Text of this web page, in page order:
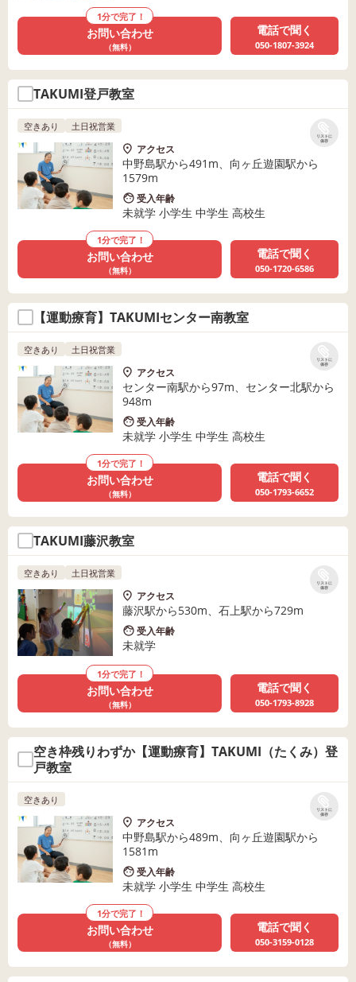
1分で完了！
お問い合わせ
（無料）
電話で聞く
050-1807-3924
TAKUMI登戸教室
リストに
保存
空きあり 土日祝営業
アクセス
中野島駅から491m、向ヶ丘遊園駅から
1579m
受入年齢
未就学 小学生 中学生 高校生
1分で完了！
お問い合わせ
（無料）
電話で聞く
050-1720-6586
【運動療育】TAKUMIセンター南教室
リストに
保存
空きあり 土日祝営業
アクセス
センター南駅から97m、センター北駅から
948m
受入年齢
未就学 小学生 中学生 高校生
1分で完了！
お問い合わせ
（無料）
電話で聞く
050-1793-6652
TAKUMI藤沢教室
リストに
保存
空きあり 土日祝営業
アクセス
藤沢駅から530m、石上駅から729m
受入年齢
未就学
1分で完了！
お問い合わせ
（無料）
電話で聞く
050-1793-8928
空き枠残りわずか【運動療育】TAKUMI（たくみ）登
戸教室
リストに
保存
空きあり
アクセス
中野島駅から489m、向ヶ丘遊園駅から
1581m
受入年齢
未就学 小学生 中学生 高校生
1分で完了！
お問い合わせ
（無料）
電話で聞く
050-3159-0128